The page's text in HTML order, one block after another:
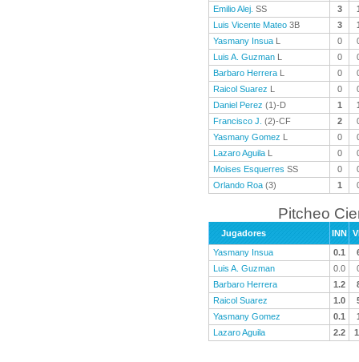
Emilio Alej. SS 3
Luis Vicente Mateo 3B 3
Yasmany Insua L 0
Luis A. Guzman L 0
Barbaro Herrera L 0
Raicol Suarez L 0
Daniel Perez (1)-D 1
Francisco J. (2)-CF 2
Yasmany Gomez L 0
Lazaro Aguila L 0
Moises Esquerres SS 0
Orlando Roa (3) 1
Pitcheo
Jugadores INN
Yasmany Insua
0.1
Luis A. Guzman
0.0
Barbaro Herrera
1.2
Raicol Suarez
1.0
Yasmany Gomez
0.1
Lazaro Aguila
2.2